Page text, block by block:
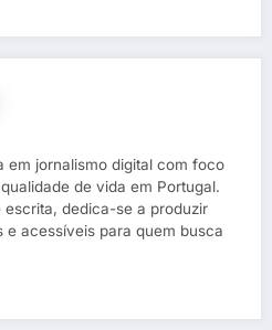
em jornalismo digital com foco
de vida em Portugal.
escrita, dedica-se a produzir
acessíveis para quem busca